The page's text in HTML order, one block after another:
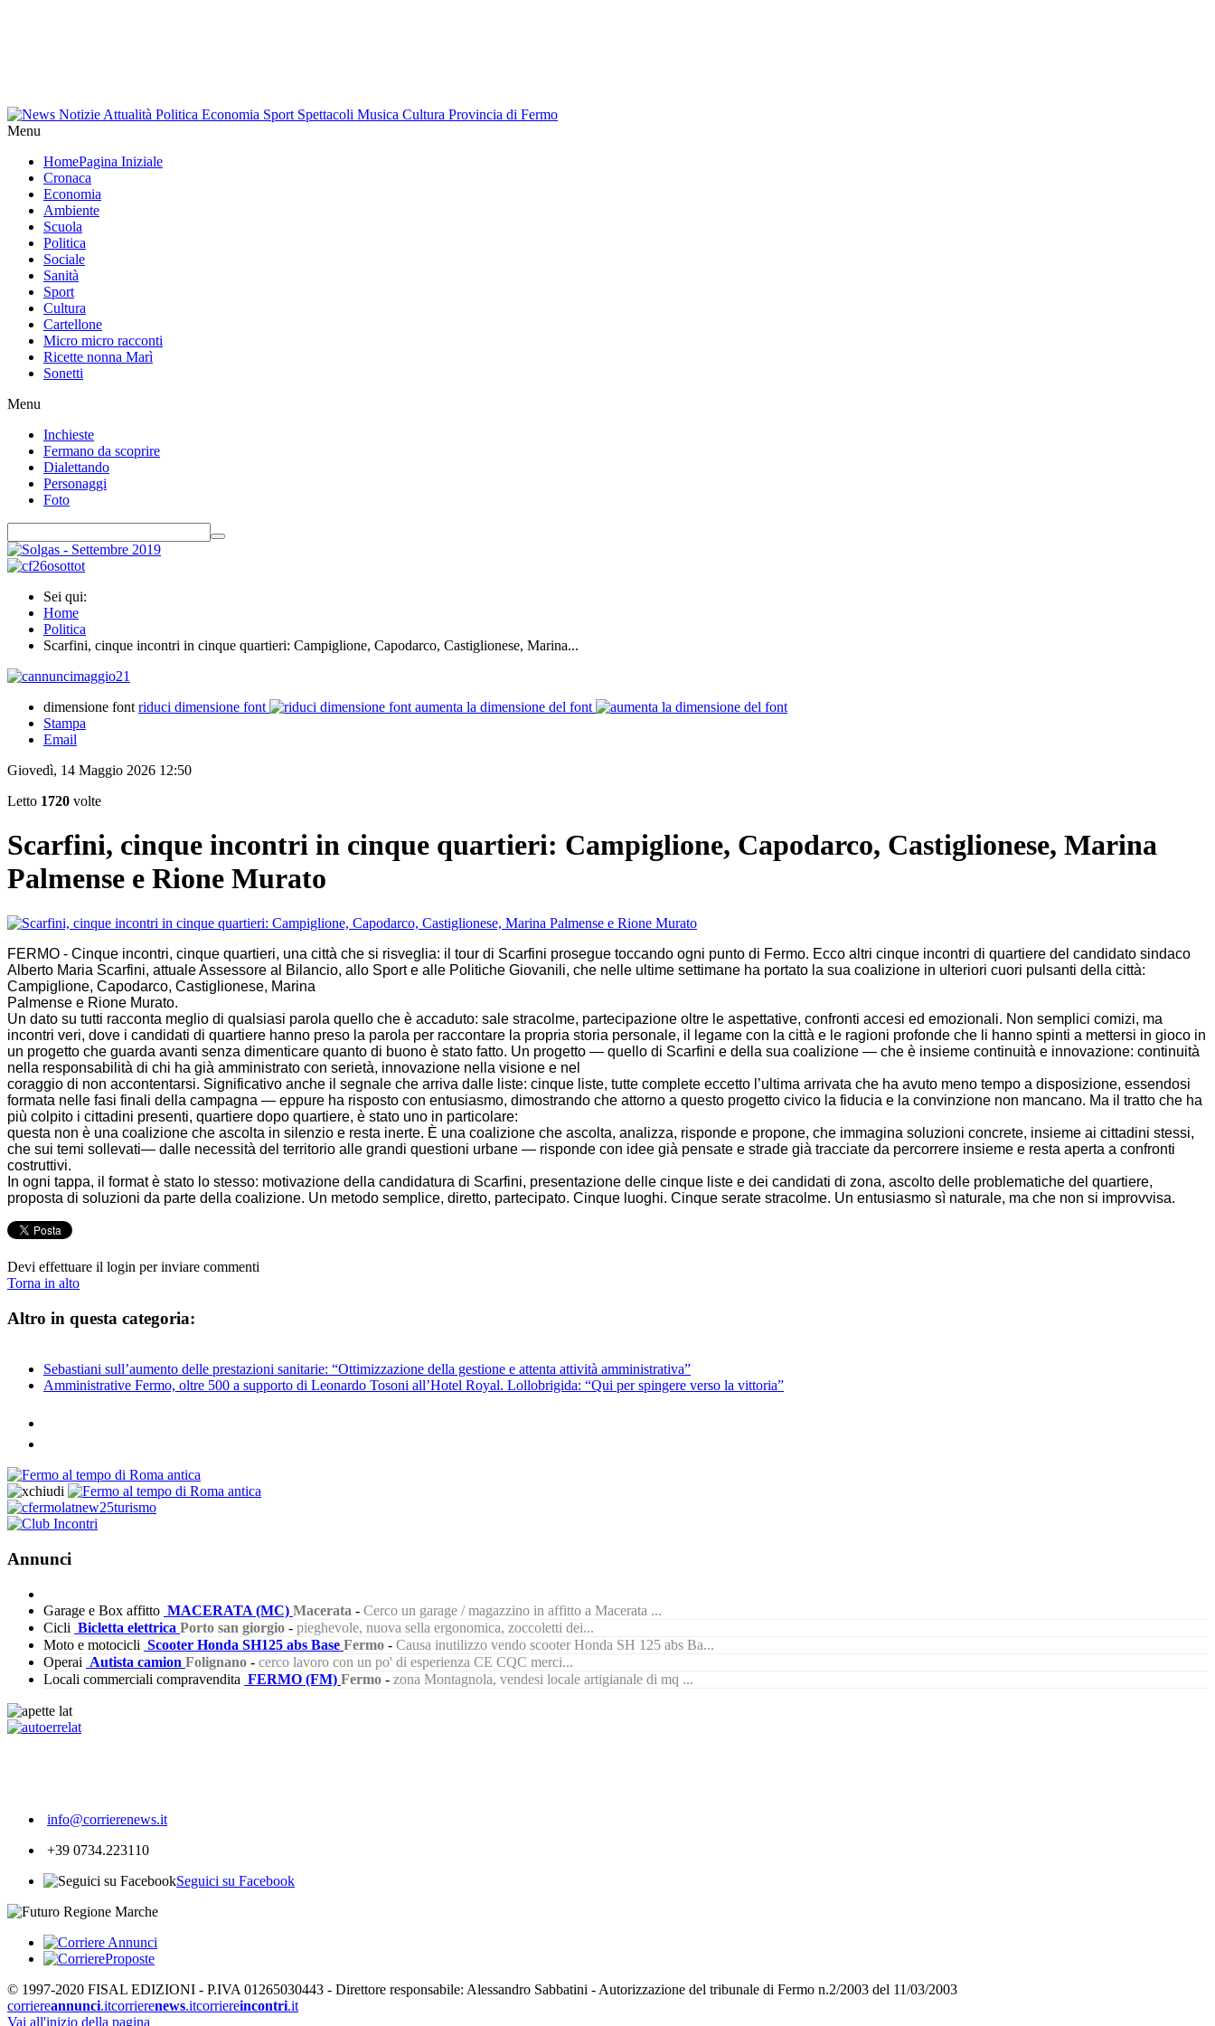
Menu
HomePagina Iniziale
Cronaca
Economia
Ambiente
Scuola
Politica
Sociale
Sanità
Sport
Cultura
Cartellone
Micro micro racconti
Ricette nonna Marì
Sonetti
Menu
Inchieste
Fermano da scoprire
Dialettando
Personaggi
Foto
Sei qui:
Home
Politica
Scarfini, cinque incontri in cinque quartieri: Campiglione, Capodarco, Castiglionese, Marina...
dimensione font riduci dimensione font
aumenta la dimensione del font
Stampa
Email
Giovedì, 14 Maggio 2026 12:50
Letto 1720 volte
Scarfini, cinque incontri in cinque quartieri: Campiglione, Capodarco, Castiglionese, Marina
Palmense e Rione Murato
FERMO - Cinque incontri, cinque quartieri, una città che si risveglia: il tour di Scarfini prosegue toccando ogni punto di Fermo. Ecco altri cinque incontri di quartiere del candidato sindaco
Alberto Maria Scarfini, attualeAssessore al Bilancio, allo Sport e alle Politiche Giovanili, che nelle ultime settimane ha portato la sua coalizione in ulteriori cuori pulsanti della città:
Campiglione, Capodarco, Castiglionese, Marina
Palmense e Rione Murato.
Un dato su tutti racconta meglio di qualsiasi parola quello che è accaduto: sale stracolme, partecipazione oltre le aspettative, confronti accesi ed emozionali. Non semplici comizi, ma
incontri veri, dove i candidati di quartiere hanno preso la parola per raccontare la propria storia personale, il legame con la città e le ragioni profonde che li hanno spinti a mettersi in gioco in
un progetto che guarda avanti senza dimenticare quanto di buono è stato fatto. Un progetto — quello di Scarfini e della sua coalizione — che è insieme continuità e innovazione: continuità
nella responsabilità di chi ha già amministrato con serietà, innovazione nella visione e nel
coraggio di non accontentarsi. Significativo anche il segnale che arriva dalle liste: cinque liste, tutte complete eccetto l’ultima arrivata che ha avuto meno tempo a disposizione, essendosi
formata nelle fasi finali della campagna — eppure ha risposto con entusiasmo, dimostrando che attorno a questo progetto civico la fiducia e la convinzione non mancano. Ma il tratto che ha
più colpito i cittadini presenti, quartiere dopo quartiere, è stato uno in particolare:
questa non è una coalizione che ascolta in silenzio e resta inerte. È una coalizione che ascolta, analizza, risponde e propone, che immagina soluzioni concrete, insieme ai cittadini stessi,
che sui temi sollevati— dalle necessità del territorio alle grandi questioni urbane — risponde con idee già pensate e strade già tracciate da percorrere insieme e resta aperta a confronti
costruttivi.
In ogni tappa, il format è stato lo stesso: motivazione della candidatura di Scarfini, presentazione delle cinque liste e dei candidati di zona, ascolto delle problematiche del quartiere,
proposta di soluzioni da parte della coalizione. Un metodo semplice, diretto, partecipato. Cinque luoghi. Cinque serate stracolme. Un entusiasmo sì naturale, ma che non si improvvisa.
Devi effettuare il login per inviare commenti
Torna in alto
Altro in questa categoria:
Sebastiani sull’aumento delle prestazioni sanitarie: “Ottimizzazione della gestione e attenta attività amministrativa”
Amministrative Fermo, oltre 500 a supporto di Leonardo Tosoni all’Hotel Royal. Lollobrigida: “Qui per spingere verso la vittoria”
Annunci
Garage e Box affitto MACERATA (MC) Macerata - Cerco un garage / magazzino in affitto a Macerata ...
Cicli Bicletta elettrica Porto san giorgio - pieghevole, nuova sella ergonomica, zoccoletti dei...
Moto e motocicli Scooter Honda SH125 abs Base Fermo - Causa inutilizzo vendo scooter Honda SH 125 abs Ba...
Operai Autista camion Folignano - cerco lavoro con un po' di esperienza CE CQC merci...
Locali commerciali compravendita FERMO (FM) Fermo - zona Montagnola, vendesi locale artigianale di mq ...
info@corrierenews.it
+39 0734.223110
Seguici su Facebook
© 1997-2020 FISAL EDIZIONI - P.IVA 01265030443 - Direttore responsabile: Alessandro Sabbatini - Autorizzazione del tribunale di Fermo n.2/2003 del 11/03/2003
corriereannunci.itcorrierenews.itcorriereincontri.it
Vai all'inizio della pagina